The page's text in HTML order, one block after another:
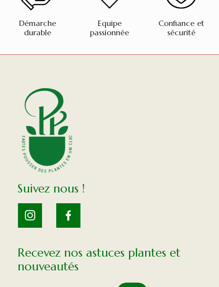
Démarche
durable
Equipe
passionnée
Confiance et
sécurité
Suivez nous !
Recevez nos astuces plantes et
nouveautés